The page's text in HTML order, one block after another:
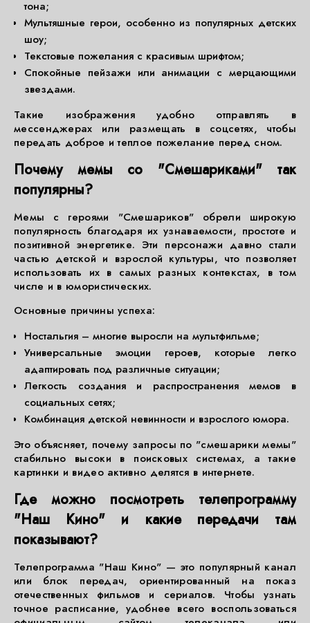
тона;
Мультяшные герои, особенно из популярных детских
шоу;
Текстовые пожелания с красивым шрифтом;
Спокойные пейзажи или анимации с мерцающими
звездами.
Такие изображения удобно отправлять в
мессенджерах или размещать в соцсетях, чтобы
передать доброе и теплое пожелание перед сном.
Почему мемы со "Смешариками" так
популярны?
Мемы с героями "Смешариков" обрели широкую
популярность благодаря их узнаваемости, простоте и
позитивной энергетике. Эти персонажи давно стали
частью детской и взрослой культуры, что позволяет
использовать их в самых разных контекстах, в том
числе и в юмористических.
Основные причины успеха:
Ностальгия – многие выросли на мультфильме;
Универсальные эмоции героев, которые легко
адаптировать под различные ситуации;
Легкость создания и распространения мемов в
социальных сетях;
Комбинация детской невинности и взрослого юмора.
Это объясняет, почему запросы по "смешарики мемы"
стабильно высоки в поисковых системах, а такие
картинки и видео активно делятся в интернете.
Где можно посмотреть телепрограмму
"Наш Кино" и какие передачи там
показывают?
Телепрограмма "Наш Кино" — это популярный канал
или блок передач, ориентированный на показ
отечественных фильмов и сериалов. Чтобы узнать
точное расписание, удобнее всего воспользоваться